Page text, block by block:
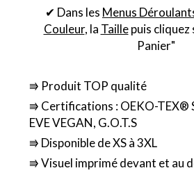
✔ Dans les Menus
Couleur, la Taillepuis cliquez
Panier"
⭆ Produit TOP qualité
⭆ Certifications : OEKO-TEX®
EVE VEGAN, G.O.T.S
⭆ Disponible de XS à 3XL
⭆ Visuel imprimé devant et au